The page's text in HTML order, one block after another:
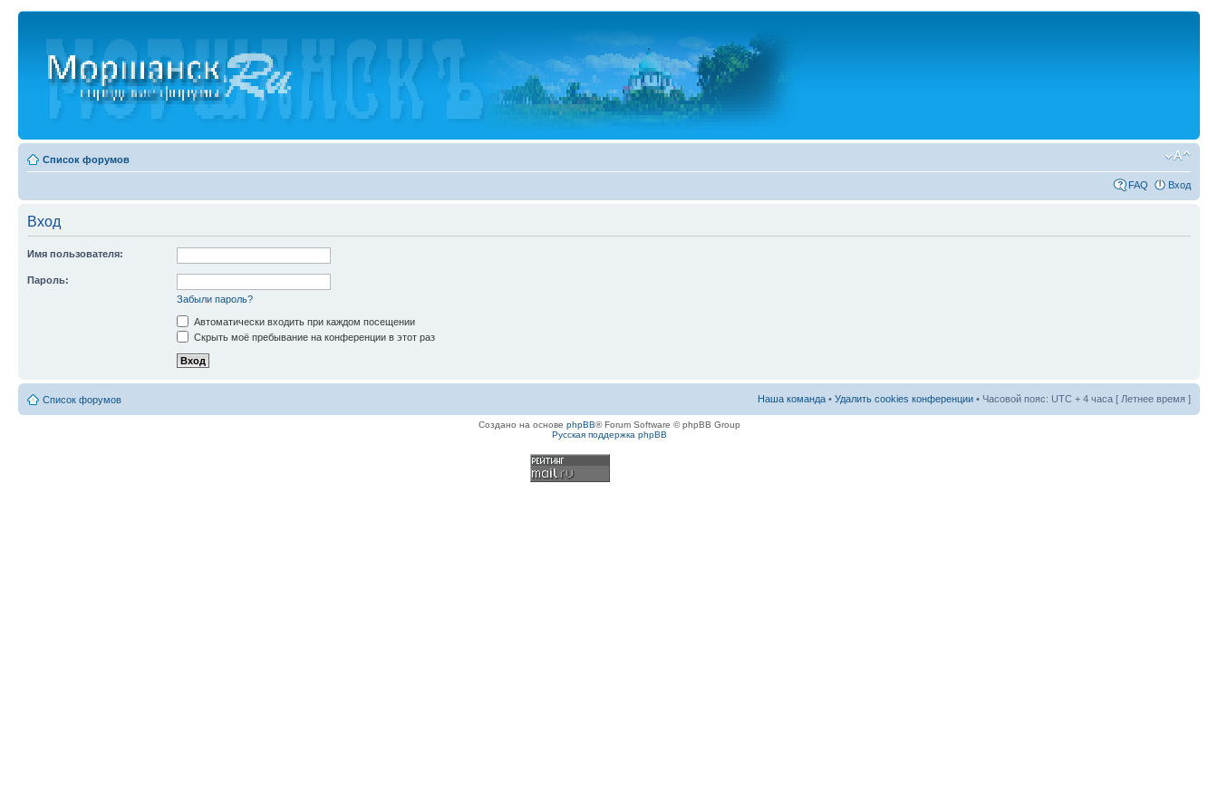
Список форумов
FAQ Вход
Вход
Имя пользователя:
Пароль:
Забыли пароль?
Автоматически входить при каждом посещении
Скрыть моё пребывание на конференции в этот раз
Список форумов Наша команда • Удалить cookies конференции • Часовой пояс: UTC + 4 часа [ Летнее время ]
Создано на основе phpBB® Forum Software © phpBB Group
Русская поддержка phpBB